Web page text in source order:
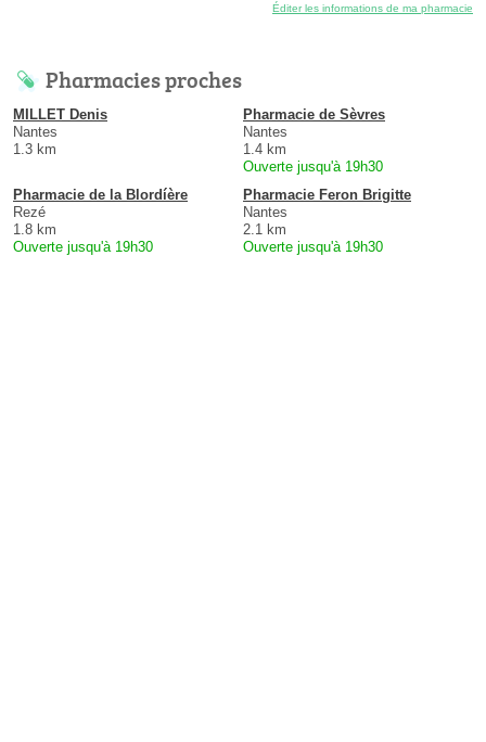
Éditer les informations de ma pharmacie
Pharmacies proches
MILLET Denis
Nantes
1.3 km
Pharmacie de Sèvres
Nantes
1.4 km
Ouverte jusqu'à 19h30
Pharmacie de la Blordíère
Rezé
1.8 km
Ouverte jusqu'à 19h30
Pharmacie Feron Brigitte
Nantes
2.1 km
Ouverte jusqu'à 19h30